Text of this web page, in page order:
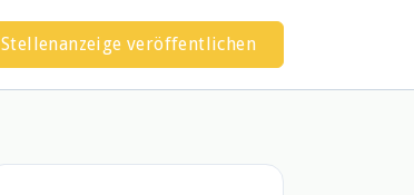
Stellenanzeige veröffentlichen